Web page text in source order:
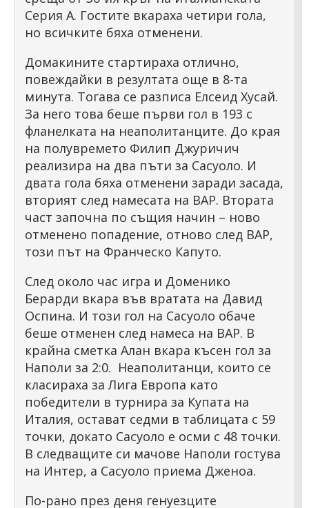
Серия А. Гостите вкараха четири гола,
но всичките бяха отменени.
Домакините стартираха отлично,
повеждайки в резултата още в 8-та
минута. Тогава се разписа Елсеид Хусай.
За него това беше първи гол в 193 с
фланелката на неаполитанците. До края
на полувремето Филип Джуричич
реализира на два пъти за Сасуоло. И
двата гола бяха отменени заради засада,
вторият след намесата на ВАР. Втората
част започна по същия начин – ново
отменено попадение, отново след ВАР,
този път на Франческо Капуто.
След около час игра и Доменико
Берарди вкара във вратата на Давид
Оспина. И този гол на Сасуоло обаче
беше отменен след намеса на ВАР. В
крайна сметка Алан вкара късен гол за
Наполи за 2:0. Неаполитанци, които се
класираха за Лига Европа като
победители в турнира за Купата на
Италия, остават седми в таблицата с 59
точки, докато Сасуоло е осми с 48 точки.
В следващите си мачове Наполи гостува
на Интер, а Сасуоло приема Дженоа.
По-рано през деня генуезците